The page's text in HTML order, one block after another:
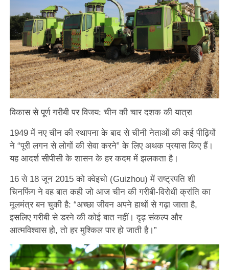
विकास से पूर्ण गरीबी पर विजय: चीन की चार दशक की यात्रा
1949 में नए चीन की स्थापना के बाद से चीनी नेताओं की कई पीढ़ियों
ने “पूरी लगन से लोगों की सेवा करने” के लिए अथक प्रयास किए हैं।
यह आदर्श सीपीसी के शासन के हर कदम में झलकता है।
16 से 18 जून 2015 को क्वेइचो (Guizhou) में राष्ट्रपति शी
चिनफिंग ने वह बात कही जो आज चीन की गरीबी-विरोधी क्रांति का
मूलमंत्र बन चुकी है: “अच्छा जीवन अपने हाथों से गढ़ा जाता है,
इसलिए गरीबी से डरने की कोई बात नहीं। दृढ़ संकल्प और
आत्मविश्वास हो, तो हर मुश्किल पार हो जाती है।”